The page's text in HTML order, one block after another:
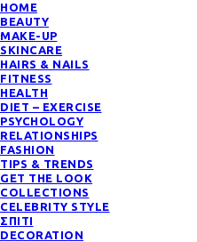
HOME
BEAUTY
MAKE-UP
SKINCARE
HAIRS & NAILS
FITNESS
HEALTH
DIET – EXERCISE
PSYCHOLOGY
RELATIONSHIPS
FASHION
TIPS & TRENDS
GET THE LOOK
COLLECTIONS
CELEBRITY STYLE
ΣΠΙΤΙ
DECORATION